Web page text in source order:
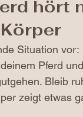
hört
Situation vor:
Pferd
Bleib
zeigt etwas